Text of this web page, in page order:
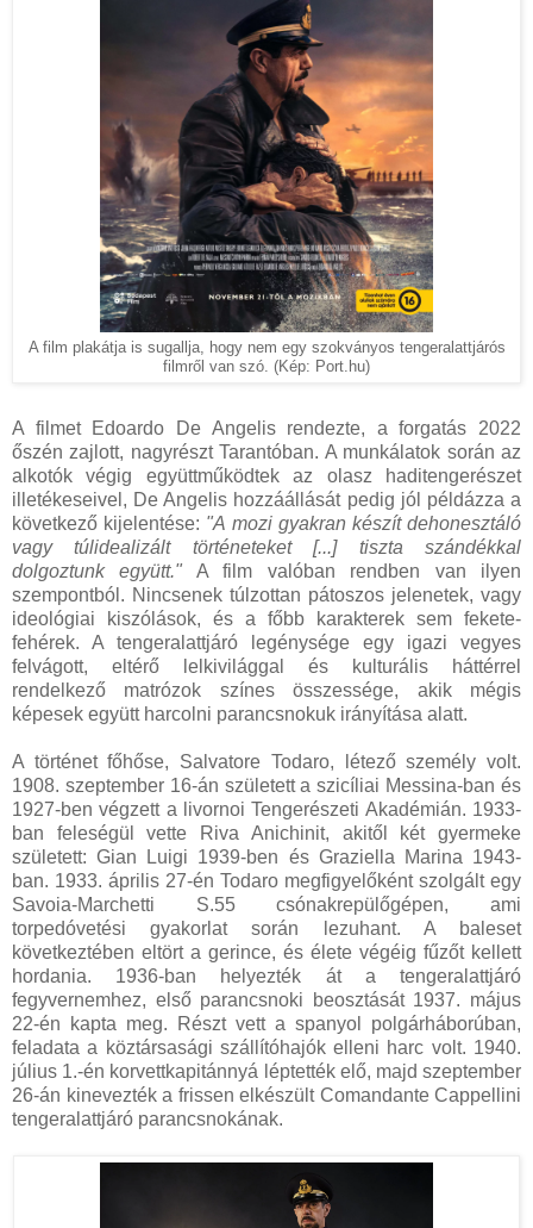
A film plakátja is sugallja, hogy nem egy szokványos tengeralattjárós
filmről van szó. (Kép: Port.hu)
A filmet Edoardo De Angelis rendezte, a forgatás 2022
őszén zajlott, nagyrészt Tarantóban. A munkálatok során az
alkotók végig együttműködtek az olasz haditengerészet
illetékeseivel, De Angelis hozzáállását pedig jól példázza a
következő kijelentése: "A mozi gyakran készít dehonesztáló
vagy túlidealizált történeteket [...] tiszta szándékkal
dolgoztunk együtt." A film valóban rendben van ilyen
szempontból. Nincsenek túlzottan pátoszos jelenetek, vagy
ideológiai kiszólások, és a főbb karakterek sem fekete-
fehérek. A tengeralattjáró legénysége egy igazi vegyes
felvágott, eltérő lelkivilággal és kulturális háttérrel
rendelkező matrózok színes összessége, akik mégis
képesek együtt harcolni parancsnokuk irányítása alatt.
A történet főhőse, Salvatore Todaro, létező személy volt.
1908. szeptember 16-án született a szicíliai Messina-ban és
1927-ben végzett a livornoi Tengerészeti Akadémián. 1933-
ban feleségül vette Riva Anichinit, akitől két gyermeke
született: Gian Luigi 1939-ben és Graziella Marina 1943-
ban. 1933. április 27-én Todaro megfigyelőként szolgált egy
Savoia-Marchetti S.55 csónakrepülőgépen, ami
torpedóvetési gyakorlat során lezuhant. A baleset
következtében eltört a gerince, és élete végéig fűzőt kellett
hordania. 1936-ban helyezték át a tengeralattjáró
fegyvernemhez, első parancsnoki beosztását 1937. május
22-én kapta meg. Részt vett a spanyol polgárháborúban,
feladata a köztársasági szállítóhajók elleni harc volt. 1940.
július 1.-én korvettkapitánnyá léptették elő, majd szeptember
26-án kinevezték a frissen elkészült Comandante Cappellini
tengeralattjáró parancsnokának.